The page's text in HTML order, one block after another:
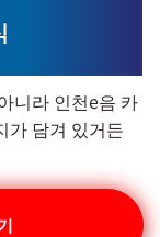
니라 인천e음 카
가 담겨 있거든